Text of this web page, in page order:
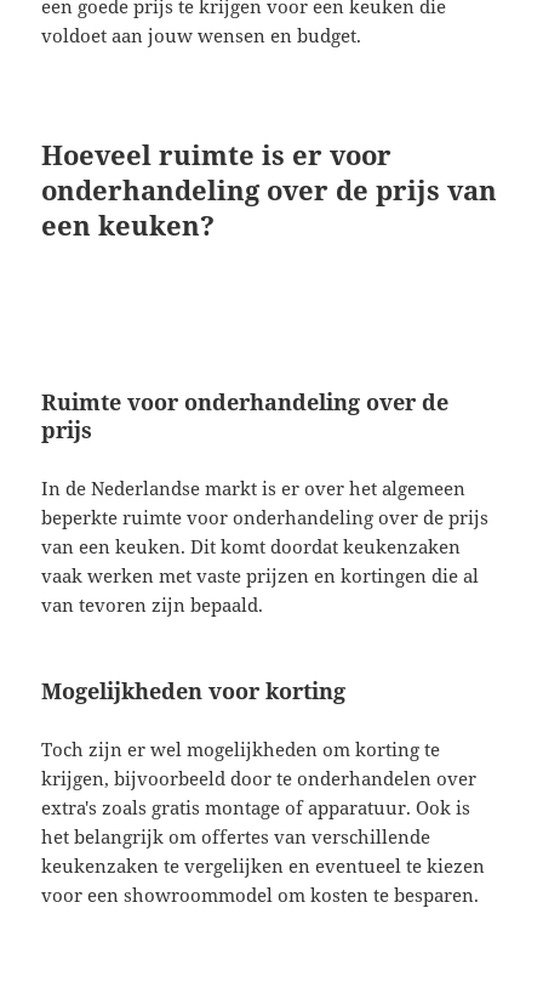
een goede prijs te krijgen voor een keuken die
voldoet aan jouw wensen en budget.
Hoeveel ruimte is er voor
onderhandeling over de prijs van
een keuken?
Ruimte voor onderhandeling over de
prijs
In de Nederlandse markt is er over het algemeen
beperkte ruimte voor onderhandeling over de prijs
van een keuken. Dit komt doordat keukenzaken
vaak werken met vaste prijzen en kortingen die al
van tevoren zijn bepaald.
Mogelijkheden voor korting
Toch zijn er wel mogelijkheden om korting te
krijgen, bijvoorbeeld door te onderhandelen over
extra's zoals gratis montage of apparatuur. Ook is
het belangrijk om offertes van verschillende
keukenzaken te vergelijken en eventueel te kiezen
voor een showroommodel om kosten te besparen.